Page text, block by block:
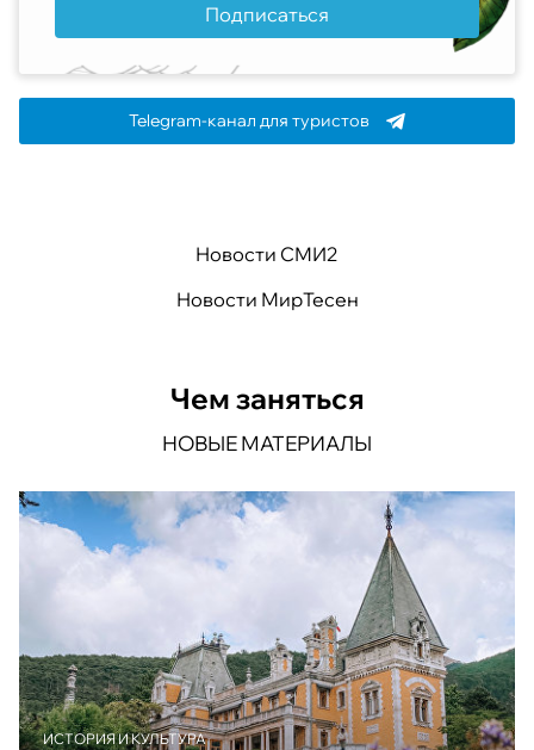
Подписаться
Telegram-канал для туристов
Новости СМИ2
Новости МирТесен
Чем заняться
НОВЫЕ МАТЕРИАЛЫ
ИСТОРИЯ И КУЛЬТУРА